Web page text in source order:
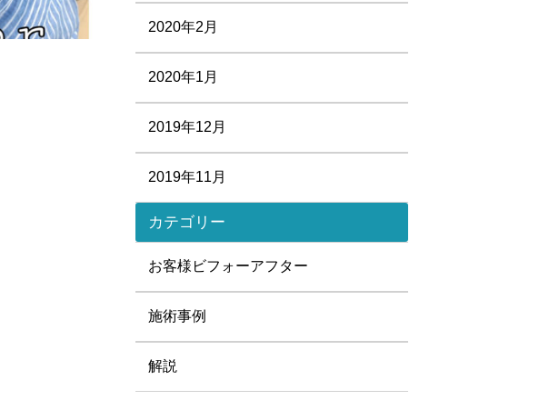
2020年2月
2020年1月
2019年12月
2019年11月
カテゴリー
お客様ビフォーアフター
施術事例
解説